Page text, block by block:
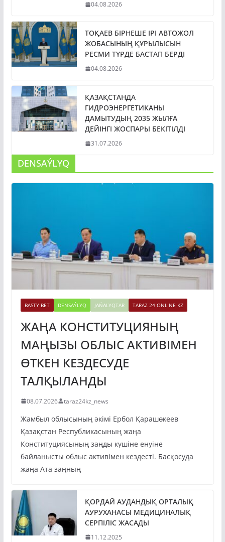
04.08.2026
ТОҚАЕВ БІРНЕШЕ ІРІ АВТОЖОЛ
ЖОБАСЫНЫҢ ҚҰРЫЛЫСЫН
РЕСМИ ТҮРДЕ БАСТАП БЕРДІ
04.08.2026
ҚАЗАҚСТАНДА
ГИДРОЭНЕРГЕТИКАНЫ
ДАМЫТУДЫҢ 2035 ЖЫЛҒА
ДЕЙІНГІ ЖОСПАРЫ БЕКІТІЛДІ
31.07.2026
DENSAÝLYQ
BASTY BET DENSAÝLYQ JAŃALYQTAR TARAZ 24 ONLINE KZ
ЖАҢА КОНСТИТУЦИЯНЫҢ
МАҢЫЗЫ ОБЛЫС АКТИВІМЕН
ӨТКЕН КЕЗДЕСУДЕ
ТАЛҚЫЛАНДЫ
08.07.2026 taraz24kz_news
Жамбыл облысының әкімі Ербол Қарашөкеев
Қазақстан Республикасының жаңа
Конституциясының заңды күшіне енуіне
байланысты облыс активімен кездесті. Басқосуда
жаңа Ата заңның
ҚОРДАЙ АУДАНДЫҚ ОРТАЛЫҚ
АУРУХАНАСЫ МЕДИЦИНАЛЫҚ
СЕРПІЛІС ЖАСАДЫ
11.12.2025